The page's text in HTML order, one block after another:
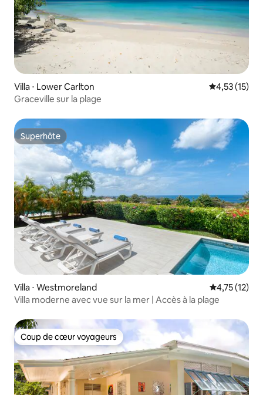
Villa ⋅ Lower Carlton Évaluation
4,53 (15)
Graceville sur la plage
Superhôte
Superhôte
Villa ⋅ Westmoreland Évaluation
4,75 (12)
Villa moderne avec vue sur la mer | Accès à la plage
Coup de cœur voyageurs
Coup de cœur voyageurs